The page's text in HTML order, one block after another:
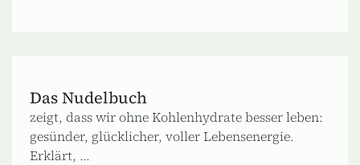
Das Nudelbuch
zeigt, dass wir ohne Kohlenhydrate besser leben:
gesünder, glücklicher, voller Lebensenergie.
Erklärt, ...